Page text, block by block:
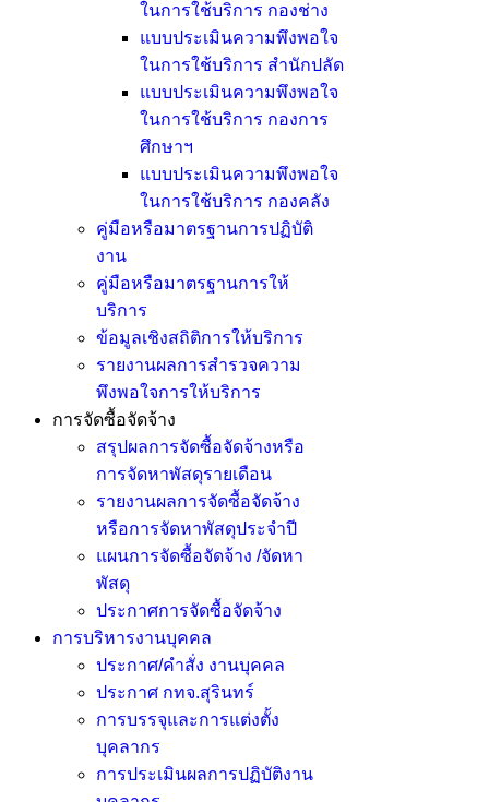
ในการใช้บริการ กองช่าง
แบบประเมินความพึงพอใจ
ในการใช้บริการ สำนักปลัด
แบบประเมินความพึงพอใจ
ในการใช้บริการ กองการ
ศึกษาฯ
แบบประเมินความพึงพอใจ
ในการใช้บริการ กองคลัง
คู่มือหรือมาตรฐานการปฏิบัติ
งาน
คู่มือหรือมาตรฐานการให้
บริการ
ข้อมูลเชิงสถิติการให้บริการ
รายงานผลการสำรวจความ
พึงพอใจการให้บริการ
การจัดซื้อจัดจ้าง
สรุปผลการจัดซื้อจัดจ้างหรือ
การจัดหาพัสดุรายเดือน
รายงานผลการจัดซื้อจัดจ้าง
หรือการจัดหาพัสดุประจำปี
แผนการจัดซื้อจัดจ้าง /จัดหา
พัสดุ
ประกาศการจัดซื้อจัดจ้าง
การบริหารงานบุคคล
ประกาศ/คำสั่ง งานบุคคล
ประกาศ กทจ.สุรินทร์
การบรรจุและการแต่งตั้ง
บุคลากร
การประเมินผลการปฏิบัติงาน